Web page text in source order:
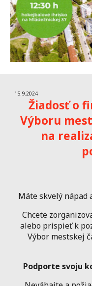
15.9.2024
Žiadosť o
Výboru
na
Máte skvelý nápad
Chcete
alebo prispieť k
Výbor mestskej
Podporte svoju